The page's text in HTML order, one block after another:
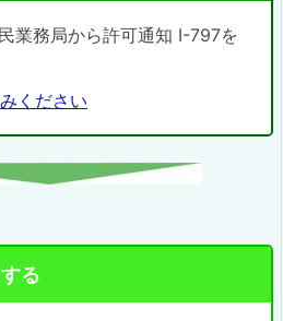
業務局から許可通知 I-797を
ください
る